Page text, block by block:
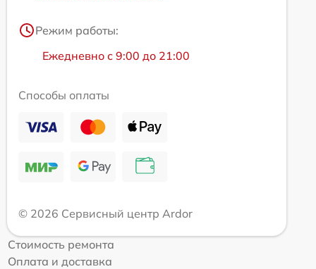
Режим работы:
Ежедневно с 9:00 до 21:00
Способы оплаты
© 2026 Сервисный центр Ardor
Стоимость ремонта
Оплата и доставка